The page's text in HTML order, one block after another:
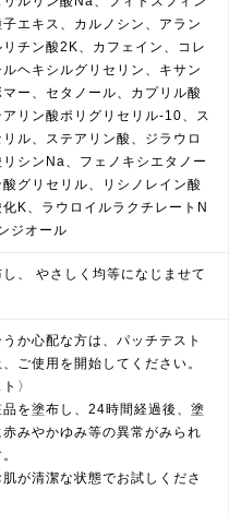
エキス、カルノシン、アラン
リチン酸2K、カフェイン、コレ
ヘキシルグリセリン、キサン
ー、セタノール、カプリル酸
リン酸ポリグリセリル-10、ス
ル、ステアリン酸、ジラウロ
シンNa、フェノキシエタノー
グリセリル、リシノレイン酸
K、ラウロイルラクチレートN
ジオール
、 やさしく均等になじませて
うか心配な方は、パッチテスト
ご使用を開始してください。
〉
品を塗布し、24時間経過後、塗
みやかゆみ等の異常がみられ
が清潔な状態でお試しくださ